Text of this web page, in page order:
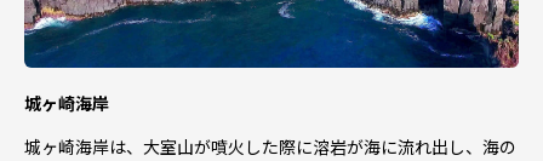
【寄附受領証明書】
・返礼品と寄附金受領証明書は別便で送付します。
す。
・年末年始は、発送スケジュールが異なります。
城ヶ崎海岸
城ヶ崎海岸は、大室山が噴火した際に溶岩が海に流れ出し、海の